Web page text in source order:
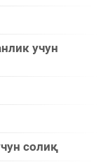
учун
солиқ